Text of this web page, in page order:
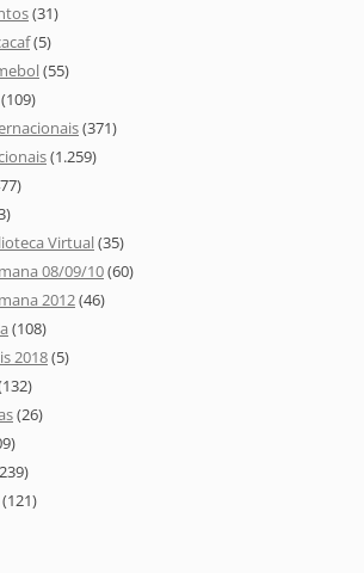
(31)
(5)
(55)
(109)
(371)
(1.259)
Virtual(35)
08/09/10(60)
2012(46)
(108)
2018(5)
(26)
(121)